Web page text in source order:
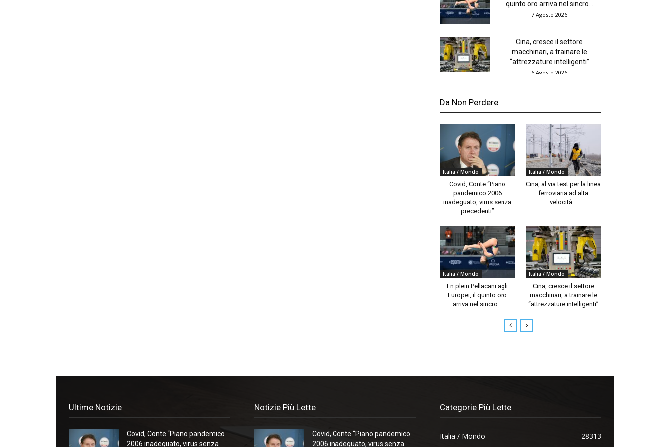
quinto oro arriva nel sincro...
7 Agosto 2026
Cina, cresce il settore
macchinari, a trainare le
“attrezzature intelligenti”
6 Agosto 2026
Da Non Perdere
Italia / Mondo
Covid, Conte “Piano
pandemico 2006
inadeguato, virus senza
precedenti”
Italia / Mondo
Cina, al via test per la linea
ferroviaria ad alta
velocità...
Italia / Mondo
En plein Pellacani agli
Europei, il quinto oro
arriva nel sincro...
Italia / Mondo
Cina, cresce il settore
macchinari, a trainare le
“attrezzature intelligenti”
Ultime Notizie
Covid, Conte “Piano pandemico
2006 inadeguato, virus senza
Notizie Più Lette
Covid, Conte “Piano pandemico
2006 inadeguato, virus senza
Categorie Più Lette
Italia / Mondo
28313